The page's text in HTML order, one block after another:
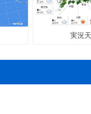
実況